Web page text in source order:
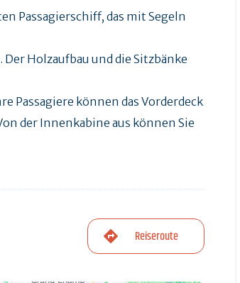
Passagierschiff, das mit Segeln
Holzaufbau und die Sitzbänke
Passagiere können das Vorderdeck
der Innenkabine aus können Sie
Reiseroute